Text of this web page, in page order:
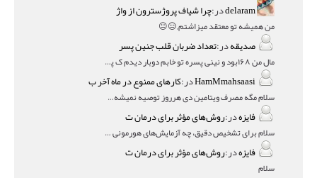
delaramدر:چرا شیاف پروژسترون از واژ
من همیشه تو معتقد میزاشتم,,😑😐
صدیقهدر:تعداد ضربان قلب جنین پسر
مال من ۱۶۸بود و نینی پسره تو خابم دوبار دیدم ک پسره
HamMmahsaasiدر:کارهای ممنوع در ماه آخر ب
سلام مگه مصرف ویتامین دی هرروز توصیه نمیشه؟درمقاله میگه
فایزهدر:روش‌های مؤثر برای درمان ت
سلام برای تشخیص دقیق، چه آزمایش‌های هورمونی و چه سونوگر
فایزهدر:روش‌های مؤثر برای درمان ت
سلام